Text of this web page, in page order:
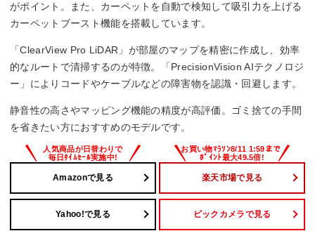
がポイント。また、カーペットを自動で検知して吸引力を上げる
カーペットブースト機能を搭載しています。
「ClearView Pro LiDAR」が部屋のマップを精密に作成し、効率
的なルートで清掃するのが特徴。「PrecisionVision AIテクノロジ
ー」によりコードやケーブルなどの障害物を認識・回避します。
静音性の高さやマッピング機能の精度が高評価。ゴミ捨ての手間
を省きたい方におすすめのモデルです。
Amazonで見る 楽天市場で見る
Yahoo!で見る ビックカメラで見る